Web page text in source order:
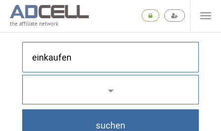
the affiliate network
suchen